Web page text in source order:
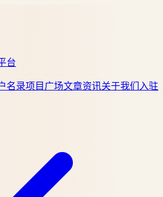
台
名录项目广场文章资讯关于我们 入驻